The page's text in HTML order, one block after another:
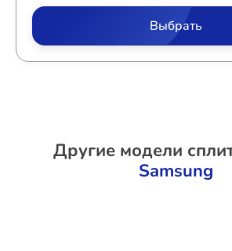
Выбрать
Другие модели
Samsung